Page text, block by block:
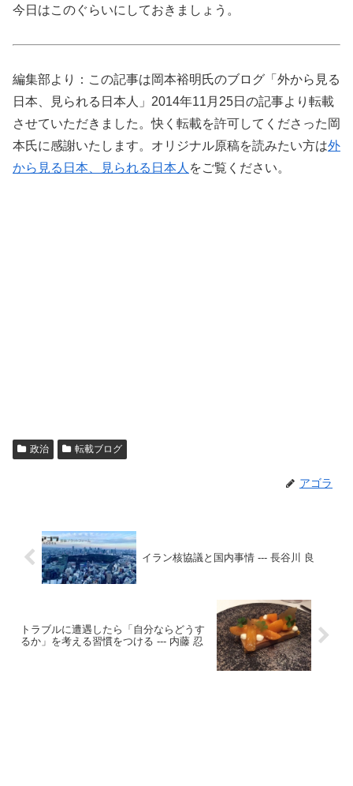
今日はこのぐらいにしておきましょう。
編集部より：この記事は岡本裕明氏のブログ「外から見る
日本、見られる日本人」2014年11月25日の記事より転載
させていただきました。快く転載を許可してくださった岡
本氏に感謝いたします。オリジナル原稿を読みたい方は外
から見る日本、見られる日本人 をご覧ください。
政治 転載ブログ
アゴラ
イラン核協議と国内事情 --- 長谷川 良
トラブルに遭遇したら「自分ならどうす
るか」を考える習慣をつける --- 内藤 忍